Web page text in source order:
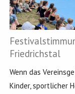
Friedrichstal
Wenn das
Kinder, sportlicher